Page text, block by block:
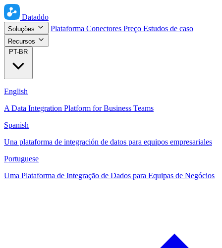
Dataddo
Soluções Plataforma Conectores Preço Estudos de caso
Recursos
PT-BR
English
A Data Integration Platform for Business Teams
Spanish
Una plataforma de integración de datos para equipos empresariales
Portuguese
Uma Plataforma de Integração de Dados para Equipas de Negócios